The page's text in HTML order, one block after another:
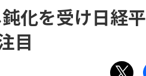
化を受け日経
目